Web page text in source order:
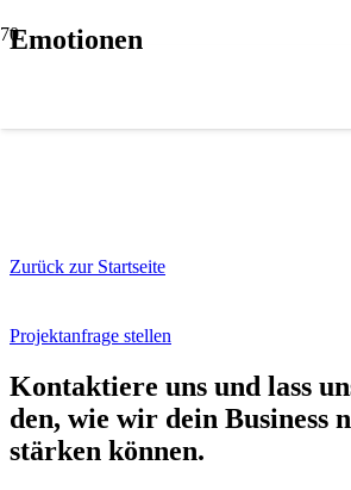
Emotionen
Zurück zur Startseite
Projektanfrage stellen
Kon­tak­tie­re uns und lass
den, wie wir dein Busi­ness
stär­ken kön­nen.